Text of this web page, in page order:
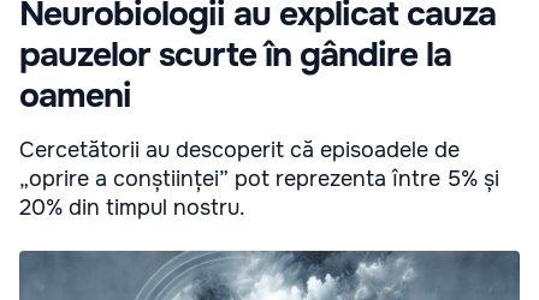
Neurobiologii au explicat cauza
pauzelor scurte în gândire la
oameni
Cercetătorii au descoperit că episoadele de
„oprire a conștiinței” pot reprezenta între 5% și
20% din timpul nostru.